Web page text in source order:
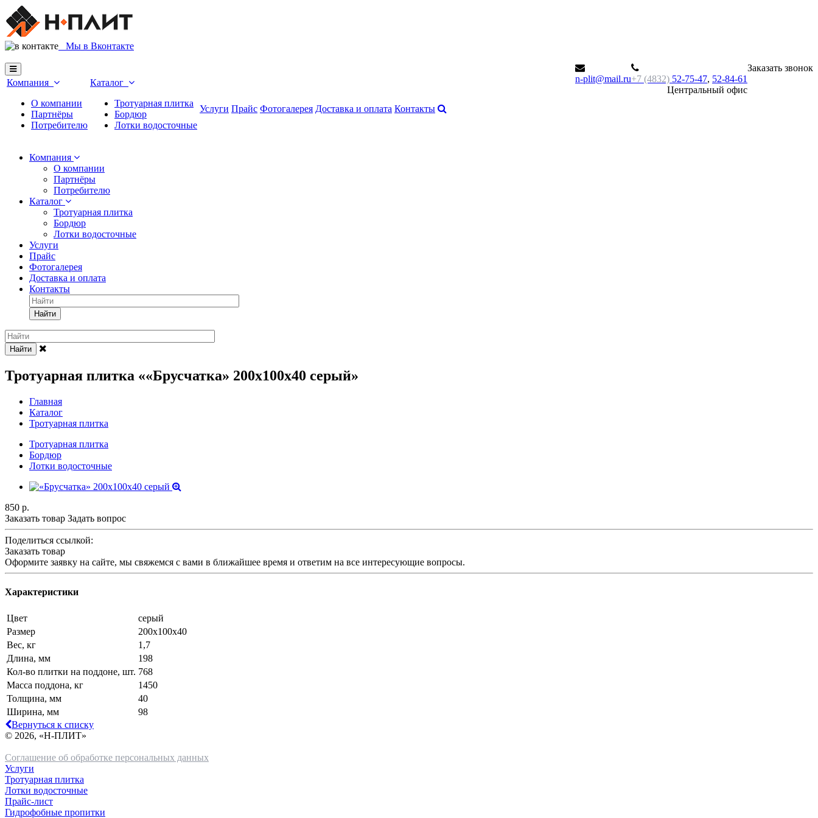
Мы в Вконтакте
Заказать звонок
+7 (4832) 52-75-47, 52-84-61
Центральный офис
n-plit@mail.ru
Компания
О компании
Партнёры
Потребителю
Каталог
Тротуарная плитка
Бордюр
Лотки водосточные
Услуги Прайс Фотогалерея Доставка и оплата Контакты
Компания
О компании
Партнёры
Потребителю
Каталог
Тротуарная плитка
Бордюр
Лотки водосточные
Услуги
Прайс
Фотогалерея
Доставка и оплата
Контакты
Найти
Найти
Тротуарная плитка ««Брусчатка» 200х100х40 серый»
Главная
Каталог
Тротуарная плитка
Тротуарная плитка
Бордюр
Лотки водосточные
850 р.
Заказать товар Задать вопрос
Поделиться ссылкой:
Заказать товар
Оформите заявку на сайте, мы свяжемся с вами в ближайшее время и ответим на все интересующие вопросы.
Характеристики
Цвет
серый
Размер
200х100х40
Вес, кг
1,7
Длина, мм
198
Кол-во плитки на поддоне, шт. 768
Масса поддона, кг
1450
Толщина, мм
40
Ширина, мм
98
Вернуться к списку
© 2026, «Н-ПЛИТ»
Соглашение об обработке персональных данных
Услуги
Тротуарная плитка
Лотки водосточные
Прайс-лист
Гидрофобные пропитки